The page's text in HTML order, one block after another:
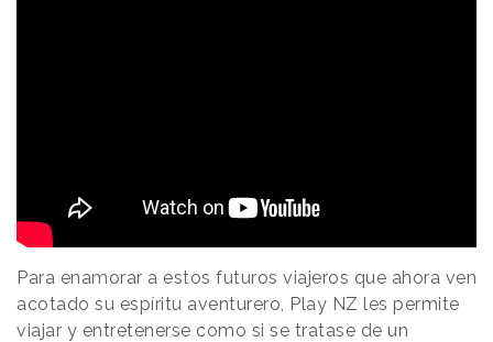
Para enamorar a estos futuros viajeros que ahora ven
acotado su espíritu aventurero, Play NZ les permite
viajar y entretenerse como si se tratase de un